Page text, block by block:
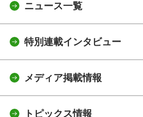
ニュース一覧
特別連載インタビュー
メディア掲載情報
トピックス情報